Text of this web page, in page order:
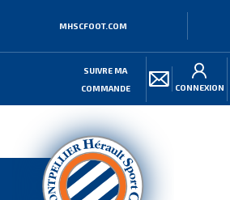
MHSCFOOT.COM
SUIVRE MA
COMMANDE
CONNEXION